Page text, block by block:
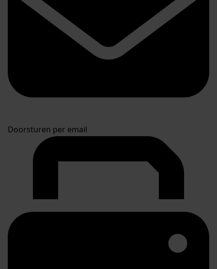
Doorsturen per email